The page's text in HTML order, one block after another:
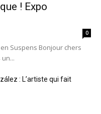
! Expo
0
Suspens Bonjour chers
: L’artiste qui fait